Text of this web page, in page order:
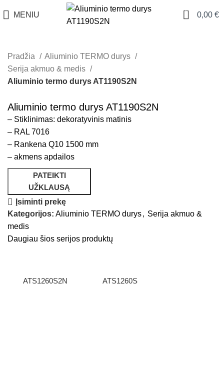
MENIU
0
0,00 €
Pradžia
Aliuminio TERMO durys
Serija akmuo & medis
Aliuminio termo durys AT1190S2N
Aliuminio termo durys AT1190S2N
– Stiklinimas: dekoratyvinis matinis
– RAL 7016
– Rankena Q10 1500 mm
– akmens apdailos
PATEIKTI
UŽKLAUSĄ
Įsiminti prekę
Kategorijos: Aliuminio TERMO durys, Serija akmuo &
medis
Daugiau šios serijos produktų
ATS1260S2N ATS1260S